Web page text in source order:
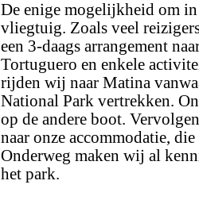
De enige mogelijkheid om
vliegtuig. Zoals veel
een 3-daags arrangement
Tortuguero en enkele
rijden wij naar Matina
National Park vertrekken.
op de andere boot.
naar onze accommodatie,
Onderweg maken wij al
het park.